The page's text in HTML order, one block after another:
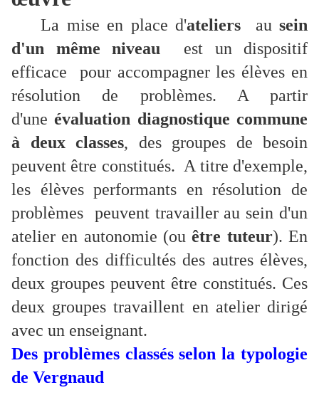
La mise en place d'ateliers ausein
d'un même niveau
est un dispositif
efficace pour accompagner les élèves en
résolution de problèmes. A partir
d'uneévaluation diagnostique commune
à deux classes, des groupes de besoin
peuvent être constitués. A titre d'exemple,
les élèves performants en résolution de
problèmes peuvent travailler au sein d'un
atelier en autonomie (ou être tuteur). En
fonction des difficultés des autres élèves,
deux groupes peuvent être constitués. Ces
deux groupes travaillent en atelier dirigé
avec un enseignant.
Des problèmes classés selon la typologie
de Vergnaud